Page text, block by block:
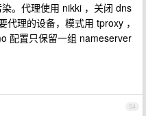
。代理使用 nikki ，关闭 dns
理的设备，模式用 tproxy ，
配置只保留一组 nameserver
54